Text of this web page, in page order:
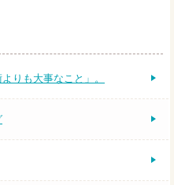
りも大事なこと」。